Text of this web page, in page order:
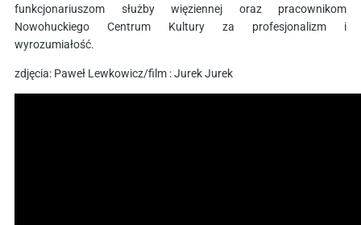
funkcjonariuszom służby więziennej oraz pracownikom
Nowohuckiego Centrum Kultury za profesjonalizm i
wyrozumiałość.
zdjęcia: Paweł Lewkowicz/film : Jurek Jurek